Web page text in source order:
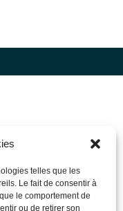
telles que les
Le fait de consentir à
le comportement de
ou de retirer son